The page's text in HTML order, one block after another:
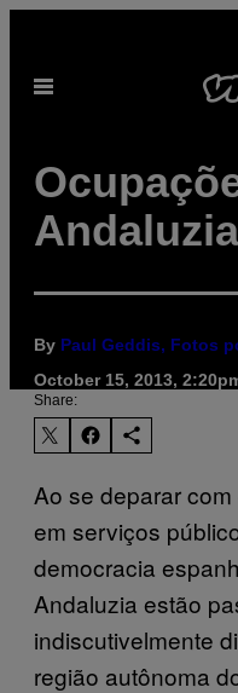
content
Open
Andaluzia
By Paul Geddis, Fotos
October 15, 2013,
Share:
Ao se deparar
em serviços
democracia
Andaluzia estão
indiscutivelmente
região autônoma